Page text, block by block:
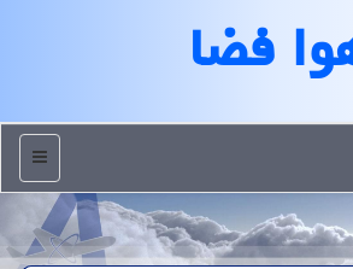
فضا
منو